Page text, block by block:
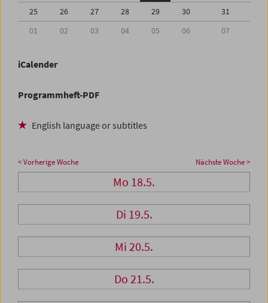
25
26 27 28 29 30
31
01
02 03 04 05 06 07
iCalender
Programmheft-PDF
English language or subtitles
< Vorherige Woche Nächste Woche >
Mo 18.5.
Di 19.5.
Mi 20.5.
Do 21.5.